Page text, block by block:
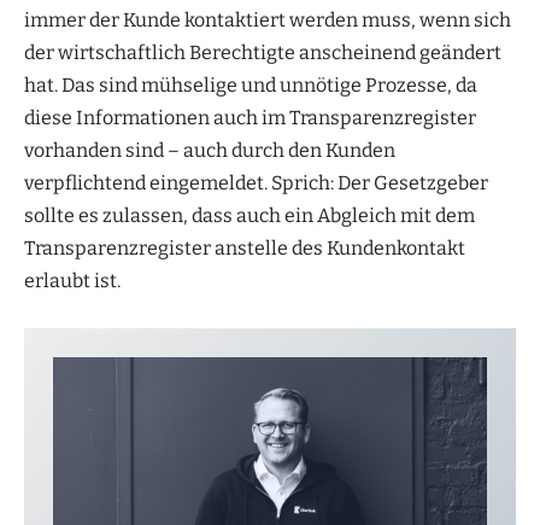
immer der Kunde kontaktiert werden muss, wenn sich
der wirtschaftlich Berechtigte anscheinend geändert
hat. Das sind mühselige und unnötige Prozesse, da
diese Informationen auch im Transparenzregister
vorhanden sind – auch durch den Kunden
verpflichtend eingemeldet. Sprich: Der Gesetzgeber
sollte es zulassen, dass auch ein Abgleich mit dem
Transparenzregister anstelle des Kundenkontakt
erlaubt ist.